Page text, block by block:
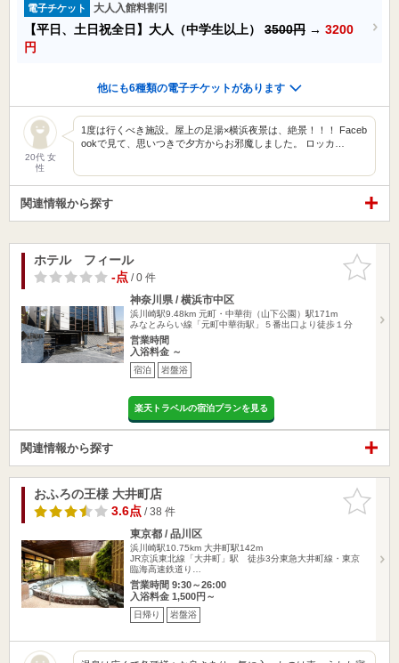
電子チケット 大人入館料割引
【平日、土日祝全日】大人（中学生以上） 3500円 → 3200
円
他にも6種類の電子チケットがあります
20代 女
性
1度は行くべき施設。屋上の足湯×横浜夜景は、絶景！！！ Faceb
ookで見て、思いつきで夕方からお邪魔しました。 ロッカ…
関連情報から探す
お気に入
りに追加
ホテル フィール
-点/ 0 件
神奈川県 / 横浜市中区
浜川崎駅9.48km 元町・中華街（山下公園）駅171m
みなとみらい線「元町中華街駅」５番出口より徒歩１分
営業時間
入浴料金 ～
宿泊 岩盤浴
楽天トラベルの宿泊プランを見る
関連情報から探す
お気に入
りに追加
おふろの王様 大井町店
3.6点/ 38 件
東京都 / 品川区
浜川崎駅10.75km 大井町駅142m
JR京浜東北線「大井町」駅 徒歩3分東急大井町線・東京
臨海高速鉄道り…
営業時間 9:30～26:00
入浴料金 1,500円～
日帰り 岩盤浴